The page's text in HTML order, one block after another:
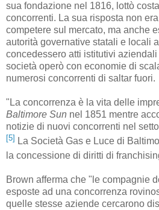
sua fondazione nel 1816, lottò
concorrenti. La sua risposta non
competere sul mercato, ma anche
autorità governative statali e locali
concedessero atti istitutivi
società operò con economie di
numerosi concorrenti di saltar fuori.
"La concorrenza è la vita delle
Baltimore Sun nel 1851 mentre
notizie di nuovi concorrenti nel
[5] La Società Gas e Luce di
la concessione di diritti di
Brown afferma che "le compagnie
esposte ad una concorrenza
quelle stesse aziende cercarono